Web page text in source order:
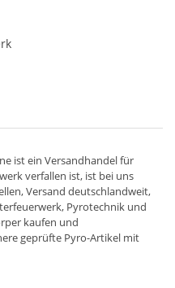
ist ein Versandhandelfür
verfallen ist, ist bei uns
Versand deutschlandweit,
, Pyrotechnik und
kaufen und
geprüfte Pyro-Artikel mit